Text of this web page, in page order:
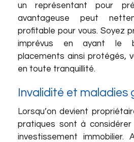
un représentant pour
avantageuse peut
profitable pour vous. Soyez
imprévus en ayant le
placements ainsi protégés,
en toute tranquillité.
Invalidité et maladies
Lorsqu’on devient
pratiques sont à
investissement immobilier.